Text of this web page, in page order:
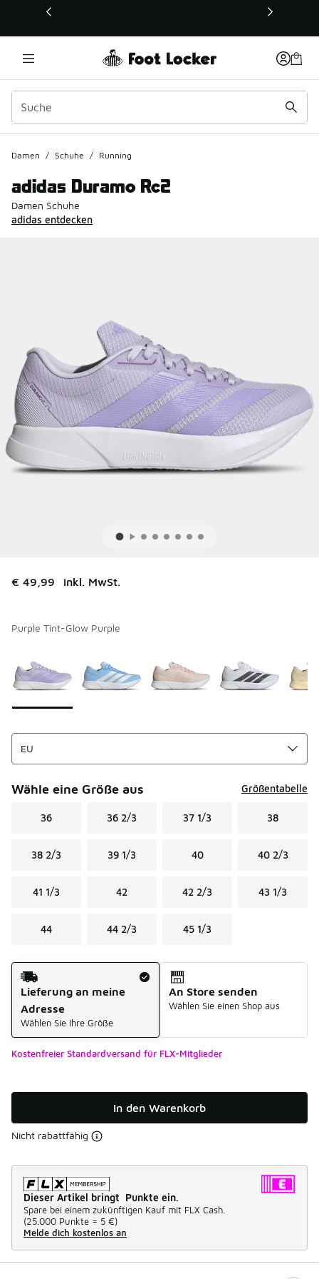
Dieser Link öffnet sich in einem neuen Fenster
Damen / Schuhe / Running
adidas Duramo Rc2
Damen Schuhe
adidas entdecken
€ 49,99 inkl. MwSt.
Purple Tint-Glow Purple
Wähle eine Größe aus Größentabelle
36 36 2/3 37 1/3 38
38 2/3 39 1/3 40 40 2/3
41 1/3 42 42 2/3 43 1/3
44 44 2/3 45 1/3
Versandart
Lieferung an meine
Adresse
Wählen Sie Ihre Größe
An Store senden
Wählen Sie einen Shop aus
Kostenfreier Standardversand für FLX-Mitglieder
In den Warenkorb
Nicht rabattfähig
Dieser Artikel bringt Punkte ein.
Spare bei einem zukünftigen Kauf mit FLX Cash.
(25.000 Punkte = 5 €)
Melde dich kostenlos an